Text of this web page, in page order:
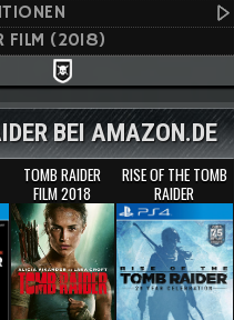
FILM (2018)
BEI AMAZON.DE
TOMB RAIDER
FILM 2018
RISE OF THE TOMB
RAIDER